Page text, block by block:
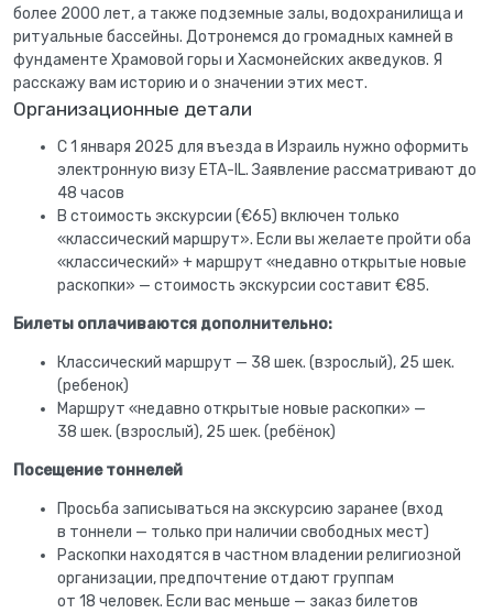
более 2000 лет, а также подземные залы, водохранилища и
ритуальные бассейны. Дотронемся до громадных камней в
фундаменте Храмовой горы и Хасмонейских акведуков. Я
расскажу вам историю и о значении этих мест.
Организационные детали
С 1 января 2025 для въезда в Израиль нужно оформить
электронную визу ETA-IL. Заявление рассматривают до
48 часов
В стоимость экскурсии (€65) включен только
«классический маршрут». Если вы желаете пройти оба
«классический» + маршрут «недавно открытые новые
раскопки» — стоимость экскурсии составит €85.
Билеты оплачиваются дополнительно:
Классический маршрут — 38 шек. (взрослый), 25 шек.
(ребенок)
Маршрут «недавно открытые новые раскопки» —
38 шек. (взрослый), 25 шек. (ребёнок)
Посещение тоннелей
Просьба записываться на экскурсию заранее (вход
в тоннели — только при наличии свободных мест)
Раскопки находятся в частном владении религиозной
организации, предпочтение отдают группам
от 18 человек. Если вас меньше — заказ билетов